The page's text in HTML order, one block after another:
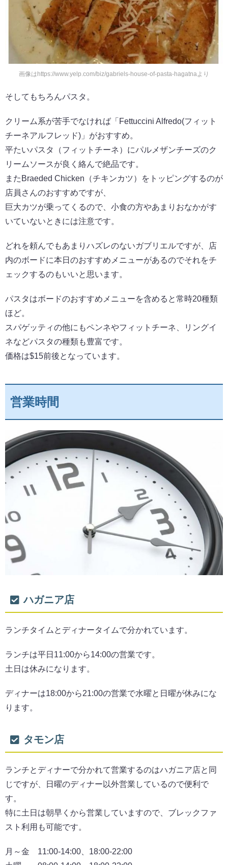
画像はhttps://www.yelp.com/biz/gabriels-house-of-pasta-hagatnaより
そしてもちろんパスタ。
クリーム系が苦手でなければ「Fettuccini Alfredo(フィット
チーネアルフレッド)」がおすすめ。
平たいパスタ（フィットチーネ）にパルメザンチーズのク
リームソースが良く絡んで絶品です。
またBraeded Chicken（チキンカツ）をトッピングするのが
店員さんのおすすめですが、
巨大カツが乗ってくるので、小食の方やあまりおなかがす
いていないときには注意です。
どれを頼んでもあまりハズレのないガブリエルですが、店
内のボードに本日のおすすめメニューがあるのでそれをチ
ェックするのもいいと思います。
パスタはボードのおすすめメニューを含めると常時20種類
ほど。
スパゲッティの他にもペンネやフィットチーネ、リングイ
ネなどパスタの種類も豊富です。
価格は$15前後となっています。
営業時間
ハガニア店
ランチタイムとディナータイムで分かれています。
ランチは平日11:00から14:00の営業です。
土日は休みになります。
ディナーは18:00から21:00の営業で水曜と日曜が休みにな
ります。
タモン店
ランチとディナーで分かれて営業するのはハガニア店と同
じですが、日曜のディナー以外営業しているので便利で
す。
特に土日は朝早くから営業していますので、ブレックファ
スト利用も可能です。
月～金 11:00-14:00、18:00-22:00